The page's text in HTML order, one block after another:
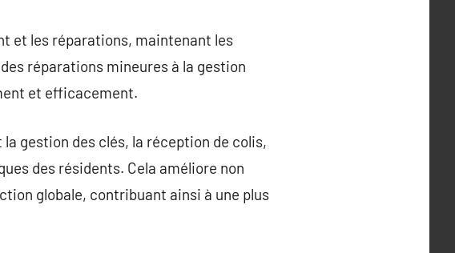
et les réparations, maintenant les
réparations mineures à la gestion
et efficacement.
gestion des clés, la réception de colis,
des résidents. Cela améliore non
globale, contribuant ainsi à une plus